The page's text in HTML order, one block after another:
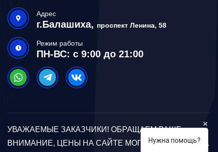
Адрес
г.Балашиха, проспект Ленина, 58
Режим работы
ПН-ВС: с 9:00 до 21:00
УВАЖАЕМЫЕ ЗАКАЗЧИКИ! ОБРАЩАЕМ ВАШЕ
ВНИМАНИЕ, ЦЕНЫ НА САЙТЕ МОГУТ ОТЛИЧАТЬСЯ.
Нужна помощь?